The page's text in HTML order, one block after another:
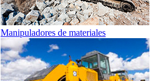
Manipuladores de materiales